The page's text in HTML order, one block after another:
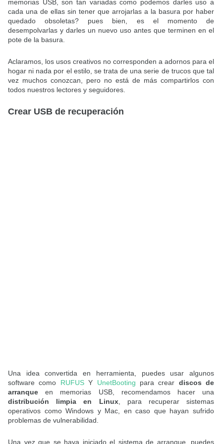
memorias USB, son tan variadas como podemos darles uso a
cada una de ellas sin tener que arrojarlas a la basura por haber
quedado obsoletas? pues bien, es el momento de
desempolvarlas y darles un nuevo uso antes que terminen en el
pote de la basura.
Aclaramos, los usos creativos no corresponden a adornos para el
hogar ni nada por el estilo, se trata de una serie de trucos que tal
vez muchos conozcan, pero no está de más compartirlos con
todos nuestros lectores y seguidores.
Crear USB de recuperación
Una idea convertida en herramienta, puedes usar algunos
software como RUFUSY UnetBooting para crear discos de
arranqueen memorias USB, recomendamos hacer una
distribución limpia en Linux, para recuperar sistemas
operativos como Windows y Mac, en caso que hayan sufrido
problemas de vulnerabilidad.
Una vez que se haya iniciado el sistema de arranque, puedes